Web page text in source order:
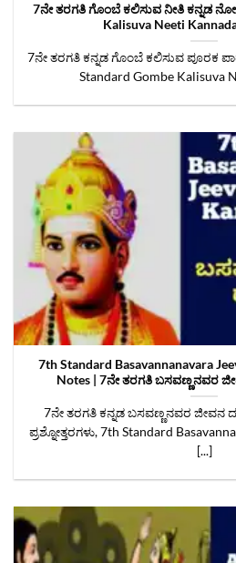
7ನೇ ತರಗತಿ ಗೊಂಬೆ ಕಲಿಸುವ ನೀತಿ ಕನ್ನಡ
Kalisuva Neeti
7ನೇ ತರಗತಿ ಕನ್ನಡ ಗೊಂಬೆ ಕಲಿಸುವ ಪೂರಕ
Standard Gombe Kalisuva
7th Standard Basavannanavara
Notes | 7ನೇ ತರಗತಿ ಬಸವಣ್ಣನವರ
7ನೇ ತರಗತಿ ಕನ್ನಡ ಬಸವಣ್ಣನವರ ಜೀವನ
ಪ್ರಶ್ನೋತ್ತರಗಳು, 7th Standard
[...]